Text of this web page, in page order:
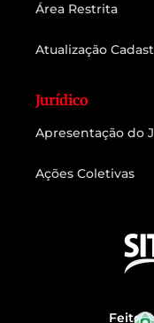
Área Restrita
Atualização
Jurídico
Apresentação do
Ações Coletivas
Feito